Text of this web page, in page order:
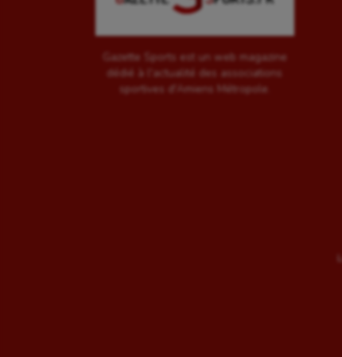
Gazette Sports est un web magazine
dédié à l'actualité des associations
sportives d'Amiens Métropole.